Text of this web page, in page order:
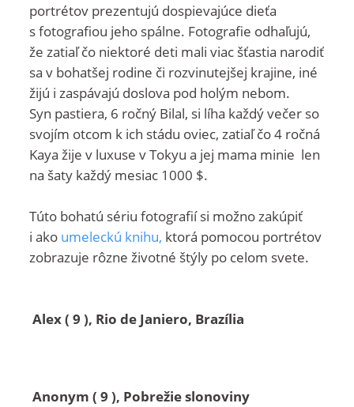
portrétov prezentujú dospievajúce dieťa
s fotografiou jeho spálne. Fotografie odhaľujú,
že zatiaľ čo niektoré deti mali viac šťastia narodiť
sa v bohatšej rodine či rozvinutejšej krajine, iné
žijú i zaspávajú doslova pod holým nebom.
Syn pastiera, 6 ročný Bilal, si líha každý večer so
svojím otcom k ich stádu oviec, zatiaľ čo 4 ročná
Kaya žije v luxuse v Tokyu a jej mama minie len
na šaty každý mesiac 1000 $.
Túto bohatú sériu fotografií si možno zakúpiť
i ako umeleckú knihu, ktorá pomocou portrétov
zobrazuje rôzne životné štýly po celom svete.
Alex ( 9 ), Rio de Janiero, Brazília
Anonym ( 9 ), Pobrežie slonoviny